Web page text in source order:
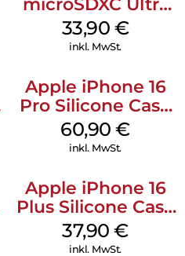
microSDXC Ultra
128 GB + Adapter
Mobile
33,90 €
inkl. MwSt.
Apple iPhone 16
Pro Silicone Case
MagSafe Stone
Gray
60,90€
inkl. MwSt.
Apple iPhone 16
Plus Silicone Case
MagSafe Lake
Green
37,90€
inkl. MwSt.